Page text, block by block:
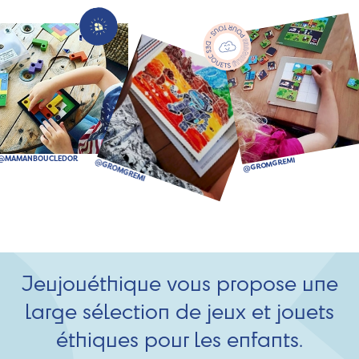
Jeujouéthique vous propose une
large sélection de jeux et jouets
éthiques pour les enfants.